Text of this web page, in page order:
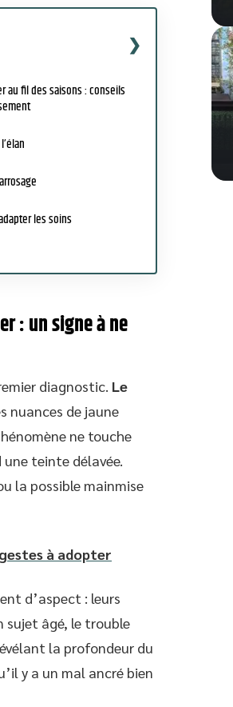
au fil des saisons : conseils
les soins
: un signe à ne
diagnostic. Le
nuances de jaune
ne touche
teinte délavée.
la possible mainmise
à adopter
d’aspect : leurs
sujet âgé, le trouble
la profondeur du
y a un mal ancré bien